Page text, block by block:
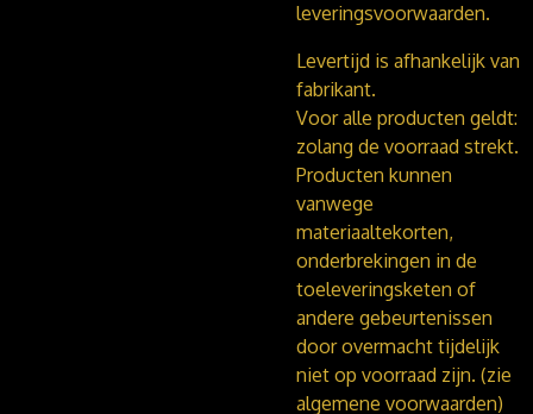
leveringsvoorwaarden.
Levertijd is afhankelijk van
fabrikant.
Voor alle producten geldt:
zolang de voorraad strekt.
Producten kunnen
vanwege
materiaaltekorten,
onderbrekingen in de
toeleveringsketen of
andere gebeurtenissen
door overmacht tijdelijk
niet op voorraad zijn. (zie
algemene voorwaarden)